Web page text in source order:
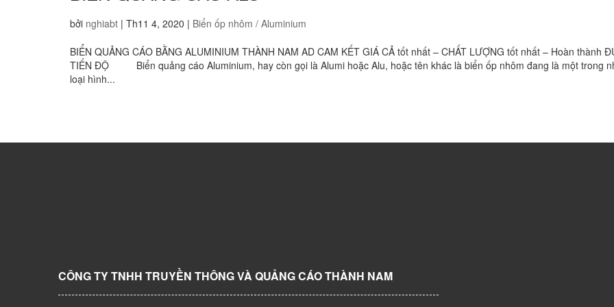
bởi nghiabt | Th11 4, 2020 | Biển ốp nhôm / Aluminium
BIỂN QUẢNG CÁO BẰNG ALUMINIUM THÀNH NAM AD CAM KẾT GIÁ CẢ tốt nhất – CHẤT LƯỢNG tốt nhất – Hoàn thành
TIẾN ĐỘ Biển quảng cáo Aluminium, hay còn gọi là Alumi hoặc Alu, hoặc tên khác là biển ốp nhôm đang là một trong
loại hình...
CÔNG TY TNHH TRUYỀN THÔNG VÀ QUẢNG CÁO THÀNH NAM